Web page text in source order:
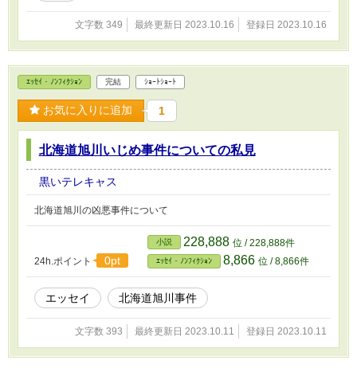
文字数 349 最終更新日 2023.10.16 登録日 2023.10.16
ｴｯｾｲ・ﾉﾝﾌｨｸｼｮﾝ 完結 ｼｮｰﾄｼｮｰﾄ
お気に入りに追加 1
北海道旭川いじめ事件についての私見
黒いテレキャス
北海道旭川の凶悪事件について
24h.ポイント 0pt
小説 228,888 位 / 228,888件
ｴｯｾｲ・ﾉﾝﾌｨｸｼｮﾝ 8,866 位 / 8,866件
エッセイ 北海道旭川事件
文字数 393 最終更新日 2023.10.11 登録日 2023.10.11